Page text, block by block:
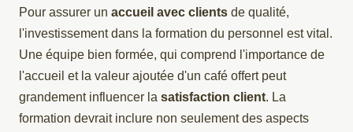
Pour assurer un accueil avec clients de qualité,
l'investissement dans la formation du personnel est vital.
Une équipe bien formée, qui comprend l'importance de
l'accueil et la valeur ajoutée d'un café offert peut
grandement influencer la satisfaction client. La
formation devrait inclure non seulement des aspects